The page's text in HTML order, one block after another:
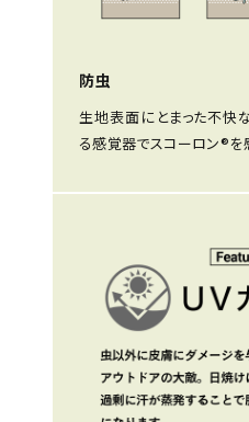
防虫
生地表面にとまった不快
る感覚器でスコーロン®を